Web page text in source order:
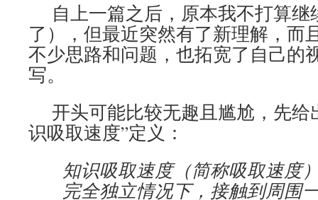
自上一篇之后，原本我不打算继
了），但最近突然有了新理解，而
不少思路和问题，也拓宽了自己的
写。
开头可能比较无趣且尴尬，先给
识吸取速度”定义：
知识吸取速度（简称吸取速度
完全独立情况下，接触到周围